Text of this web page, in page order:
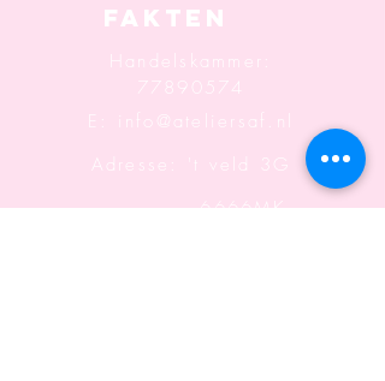
Fakten
Handelskammer:
77890574
info@ateliersaf.nl
Adresse: 't veld 3G
6666MK